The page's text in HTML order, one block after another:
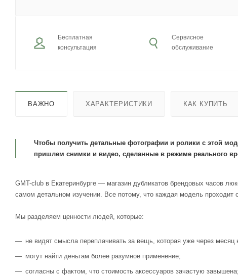
Бесплатная
консультация
Сервисное
обслуживание
ВАЖНО ХАРАКТЕРИСТИКИ КАК КУПИТЬ
Чтобы получить детальные фотографии и ролики с этой
пришлем снимки и видео, сделанные в режиме реального
GMT-club в Екатеринбурге — магазин дубликатов брендовых часов
самом детальном изучении. Все потому, что каждая модель проходит
Мы разделяем ценности людей, которые:
не видят смысла переплачивать за вещь, которая уже через месяц
могут найти деньгам более разумное применение;
согласны с фактом, что стоимость аксессуаров зачастую завышена;